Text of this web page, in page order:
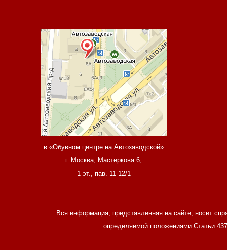
в «Обувном центре на Автозаводской»
г. Москва, Мастеркова 6,
1 эт., пав. 11-12/1
Вся информация, представленная на сайте, носит
определяемой положениями Статьи